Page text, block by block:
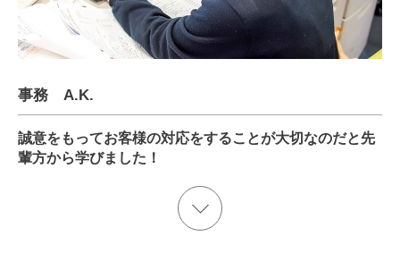
事務 A.K.
誠意をもってお客様の対応をすることが大切なのだと先
輩方から学びました！